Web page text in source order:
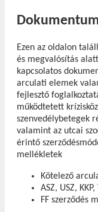
Ezen az oldalon
és megvalósítás
kapcsolatos
arculati elemek
fejlesztő
működtetett
szenvedélybetegek
valamint az utcai
érintő
mellékletek
Kötelező
ASZ, USZ,
FF szerződés